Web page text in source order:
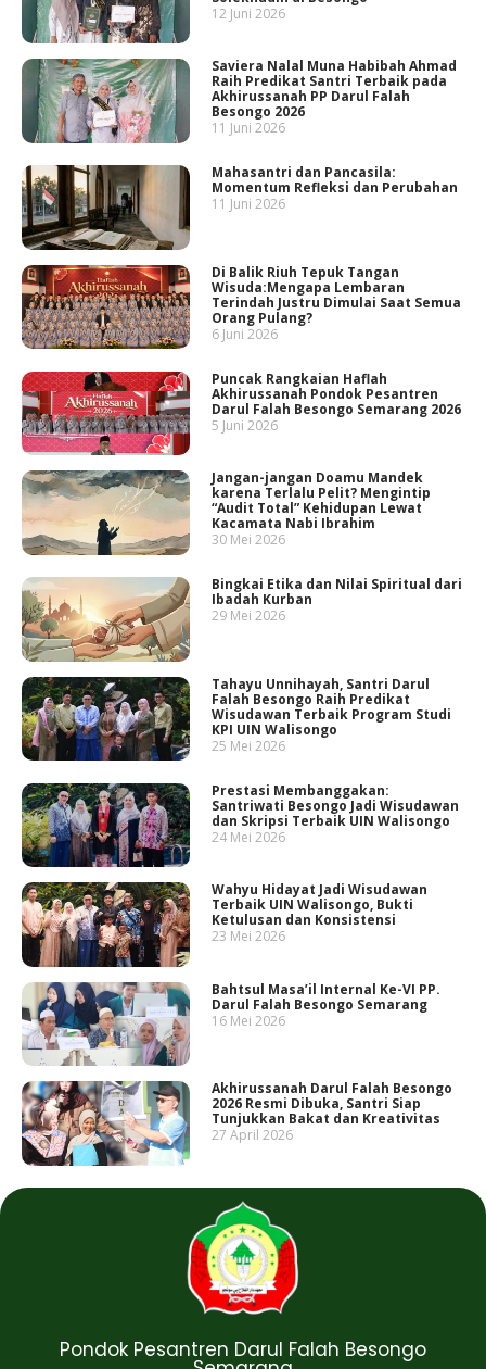
12 Juni 2026
Saviera Nalal Muna Habibah Ahmad
Raih Predikat Santri Terbaik pada
Akhirussanah PP Darul Falah
Besongo 2026
11 Juni 2026
Mahasantri dan Pancasila:
Momentum Refleksi dan Perubahan
11 Juni 2026
Di Balik Riuh Tepuk Tangan
Wisuda:Mengapa Lembaran
Terindah Justru Dimulai Saat Semua
Orang Pulang?
6 Juni 2026
Puncak Rangkaian Haflah
Akhirussanah Pondok Pesantren
Darul Falah Besongo Semarang 2026
5 Juni 2026
Jangan-jangan Doamu Mandek
karena Terlalu Pelit? Mengintip
“Audit Total” Kehidupan Lewat
Kacamata Nabi Ibrahim
30 Mei 2026
Bingkai Etika dan Nilai Spiritual dari
Ibadah Kurban
29 Mei 2026
Tahayu Unnihayah, Santri Darul
Falah Besongo Raih Predikat
Wisudawan Terbaik Program Studi
KPI UIN Walisongo
25 Mei 2026
Prestasi Membanggakan:
Santriwati Besongo Jadi Wisudawan
dan Skripsi Terbaik UIN Walisongo
24 Mei 2026
Wahyu Hidayat Jadi Wisudawan
Terbaik UIN Walisongo, Bukti
Ketulusan dan Konsistensi
23 Mei 2026
Bahtsul Masa’il Internal Ke-VI PP.
Darul Falah Besongo Semarang
16 Mei 2026
Akhirussanah Darul Falah Besongo
2026 Resmi Dibuka, Santri Siap
Tunjukkan Bakat dan Kreativitas
27 April 2026
Pondok Pesantren Darul Falah Besongo